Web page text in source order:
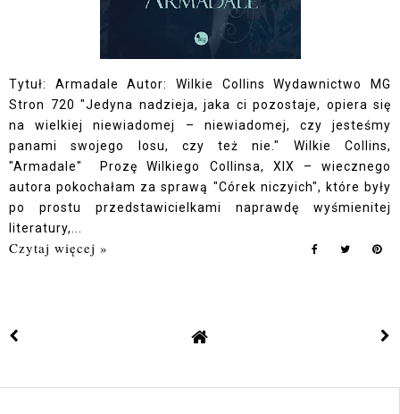
Tytuł: Armadale Autor: Wilkie Collins Wydawnictwo MG
Stron 720 "Jedyna nadzieja, jaka ci pozostaje, opiera się
na wielkiej niewiadomej – niewiadomej, czy jesteśmy
panami swojego losu, czy też nie." Wilkie Collins,
"Armadale" Prozę Wilkiego Collinsa, XIX – wiecznego
autora pokochałam za sprawą "Córek niczyich", które były
po prostu przedstawicielkami naprawdę wyśmienitej
literatury,...
Czytaj więcej »